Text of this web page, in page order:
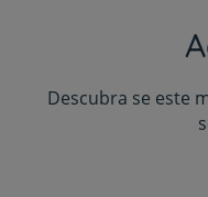
Descubra se este